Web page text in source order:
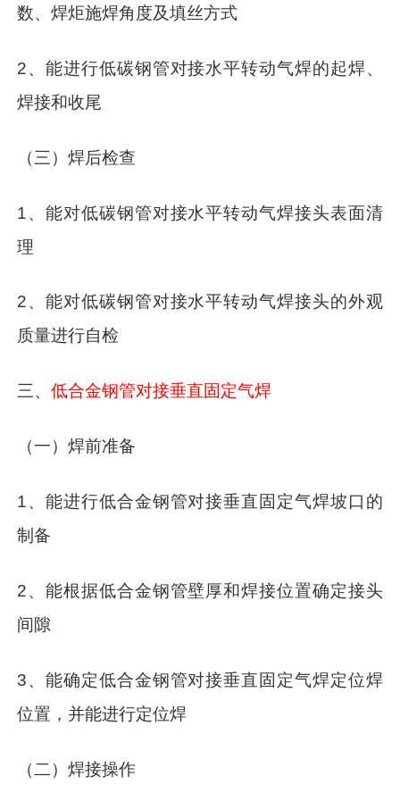
数、焊炬施焊角度及填丝方式
2、能进行低碳钢管对接水平转动气焊的起焊、
焊接和收尾
（三）焊后检查
1、能对低碳钢管对接水平转动气焊接头表面清
理
2、能对低碳钢管对接水平转动气焊接头的外观
质量进行自检
三、低合金钢管对接垂直固定气焊
（一）焊前准备
1、能进行低合金钢管对接垂直固定气焊坡口的
制备
2、能根据低合金钢管壁厚和焊接位置确定接头
间隙
3、能确定低合金钢管对接垂直固定气焊定位焊
位置，并能进行定位焊
（二）焊接操作